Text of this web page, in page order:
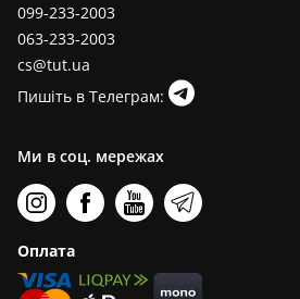
099-233-2003
063-233-2003
cs@tut.ua
Пишіть в Телеграм:
Ми в соц. мережах
Оплата